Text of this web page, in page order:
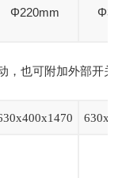
Φ220mm
，也可附加外部开关